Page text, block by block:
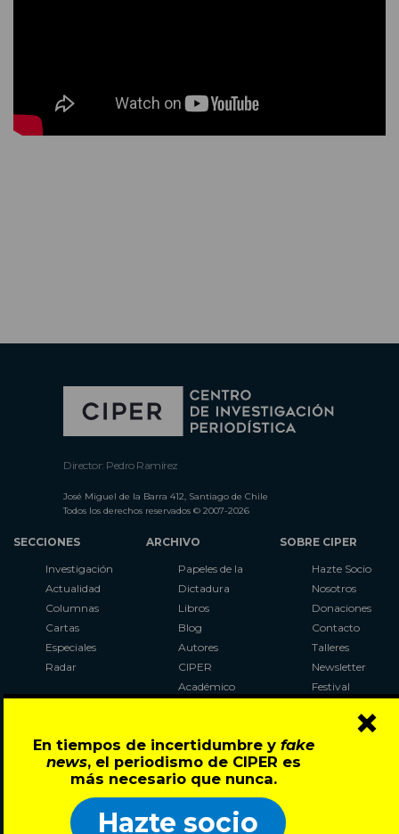
En tiempos de incertidumbre y fake
news, el periodismo de CIPER es
más necesario que nunca.
Hazte socio
×
Director: Pedro Ramírez
José Miguel de la Barra 412, Santiago de Chile
Todos los derechos reservados © 2007-2026
SECCIONES
Investigación
Actualidad
Columnas
Cartas
Especiales
Radar
ARCHIVO
Papeles de la
Dictadura
Libros
Blog
Autores
CIPER
Académico
Al Plebiscito
con CIPER
SOBRE CIPER
Hazte Socio
Nosotros
Donaciones
Contacto
Talleres
Newsletter
Festival